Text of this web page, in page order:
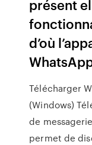
présent
d’où
Télécharger
(Windows)
de
permet de